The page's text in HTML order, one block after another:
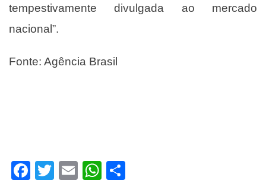
tempestivamente divulgada ao mercado
nacional”.
Fonte: Agência Brasil
Facebook
Twitter
EmailWhatsApp